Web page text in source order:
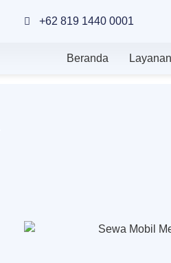
+62 819 1440 0001
Beranda Layanan